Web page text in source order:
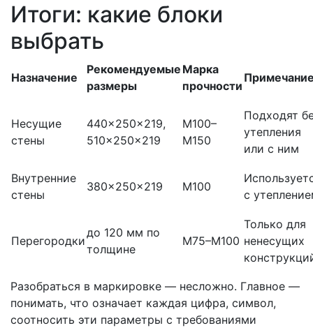
Итоги: какие блоки
выбрать
Назначение
Рекомендуемые
размеры
Марка
прочности
Несущие
стены
440×250×219,
510×250×219
М100–
М150
Подходят
утепления
или с ним
Внутренние
стены
380×250×219 М100
с
Перегородки
до 120 мм по
толщине
М75–М100
Только для
ненесущих
Разобраться в маркировке — несложно. Главное —
понимать, что означает каждая цифра, символ,
соотносить эти параметры с требованиями